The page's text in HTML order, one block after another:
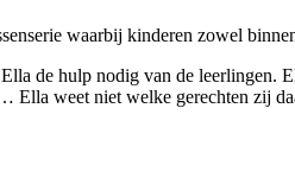
waarbij kinderen zowel
de hulp nodig van de
Ella weet niet welke gerechten zij